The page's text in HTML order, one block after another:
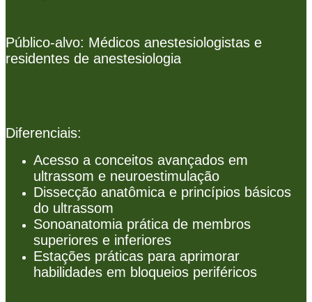
Público-alvo: Médicos anestesiologistas e
residentes de anestesiologia
Diferenciais:
Acesso a conceitos avançados em
ultrassom e neuroestimulação
Dissecção anatômica e princípios básicos
do ultrassom
Sonoanatomia prática de membros
superiores e inferiores
Estações práticas para aprimorar
habilidades em bloqueios periféricos